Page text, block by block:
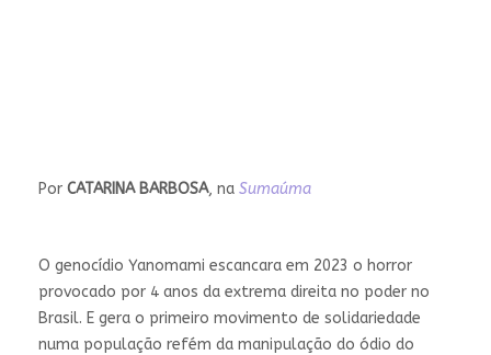
Por CATARINA BARBOSA, na Sumaúma
O genocídio Yanomami escancara em 2023 o horror
provocado por 4 anos da extrema direita no poder no
Brasil. E gera o primeiro movimento de solidariedade
numa população refém da manipulação do ódio do